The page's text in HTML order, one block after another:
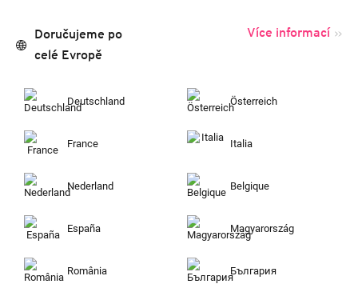
Doručujeme po
celé Evropě
Více informací
Deutschland Österreich
France Italia
Nederland Belgique
España Magyarország
România България